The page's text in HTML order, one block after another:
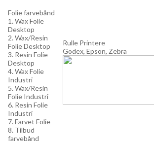
Folie farvebånd
1. Wax Folie
Desktop
2. Wax/Resin
Folie Desktop
3. Resin Folie
Desktop
4. Wax Folie
Industri
5. Wax/Resin
Folie Industri
6. Resin Folie
Industri
7. Farvet Folie
8. Tilbud
farvebånd
Rulle Printere
Godex, Epson, Zebra